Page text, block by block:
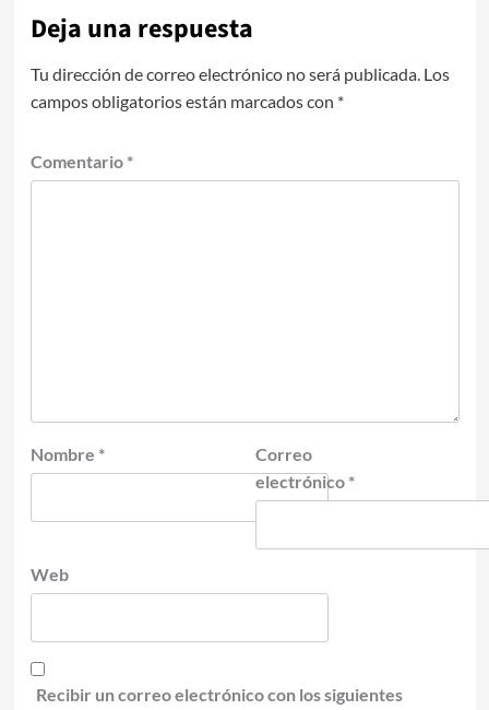
Deja una respuesta
Tu dirección de correo electrónico no será publicada. Los
campos obligatorios están marcados con *
Comentario *
Nombre *
Correo
electrónico *
Web
Recibir un correo electrónico con los siguientes